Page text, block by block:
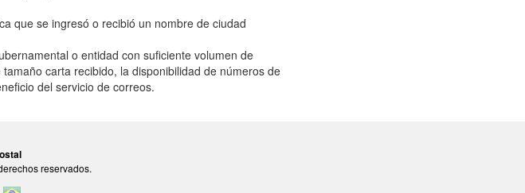
que se ingresó o recibió un nombre de ciudad
o entidad con suficiente volumen de
carta recibido, la disponibilidad de números de
del servicio de correos.
reservados.